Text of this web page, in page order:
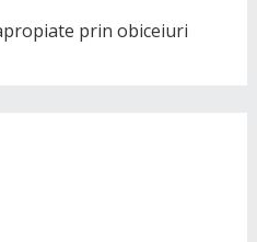
prin obiceiuri